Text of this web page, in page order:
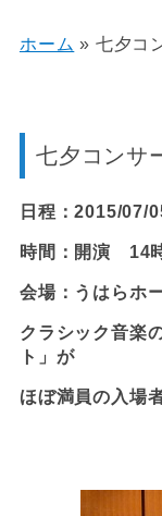
ホーム » 七夕コ
七夕コンサ
日程：2015/07/
時間：開演 14
会場：うはらホ
クラシック音楽
ト」が
ほぼ満員の入場